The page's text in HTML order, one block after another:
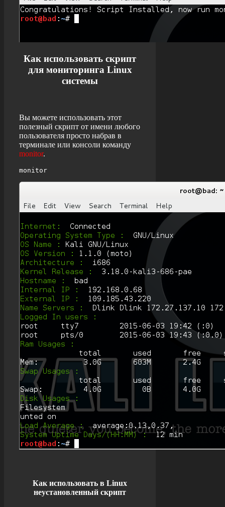
Как использовать скрипт
для мониторинга Linux
системы
Вы можете использовать этот
полезный скрипт от имени любого
пользователя просто набрав в
терминале или консоли команду
monitor.
monitor
Как использовать вLinux
неустановленный скрипт